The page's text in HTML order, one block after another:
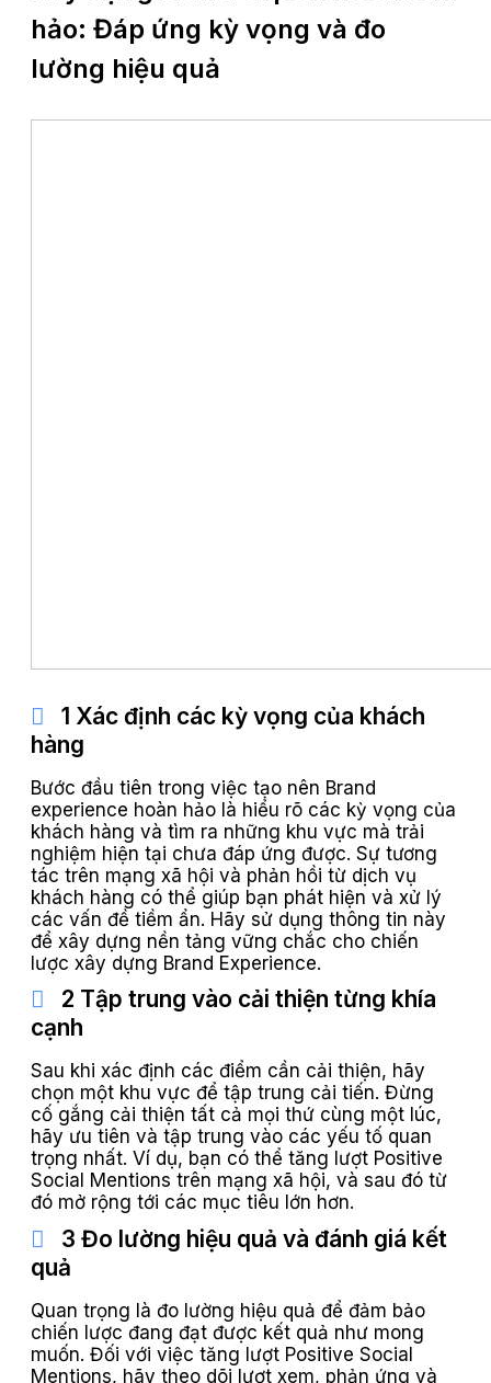
hảo: Đáp ứng kỳ vọng và đo
lường hiệu quả
1 Xác định các kỳ vọng của khách
hàng
Bước đầu tiên trong việc tạo nên Brand
experience hoàn hảo là hiểu rõ các kỳ vọng của
khách hàng và tìm ra những khu vực mà trải
nghiệm hiện tại chưa đáp ứng được. Sự tương
tác trên mạng xã hội và phản hồi từ dịch vụ
khách hàng có thể giúp bạn phát hiện và xử lý
các vấn đề tiềm ẩn. Hãy sử dụng thông tin này
để xây dựng nền tảng vững chắc cho chiến
lược xây dựng Brand Experience.
2 Tập trung vào cải thiện từng khía
cạnh
Sau khi xác định các điểm cần cải thiện, hãy
chọn một khu vực để tập trung cải tiến. Đừng
cố gắng cải thiện tất cả mọi thứ cùng một lúc,
hãy ưu tiên và tập trung vào các yếu tố quan
trọng nhất. Ví dụ, bạn có thể tăng lượt Positive
Social Mentions trên mạng xã hội, và sau đó từ
đó mở rộng tới các mục tiêu lớn hơn.
3 Đo lường hiệu quả và đánh giá kết
quả
Quan trọng là đo lường hiệu quả để đảm bảo
chiến lược đang đạt được kết quả như mong
muốn. Đối với việc tăng lượt Positive Social
Mentions, hãy theo dõi lượt xem, phản ứng và